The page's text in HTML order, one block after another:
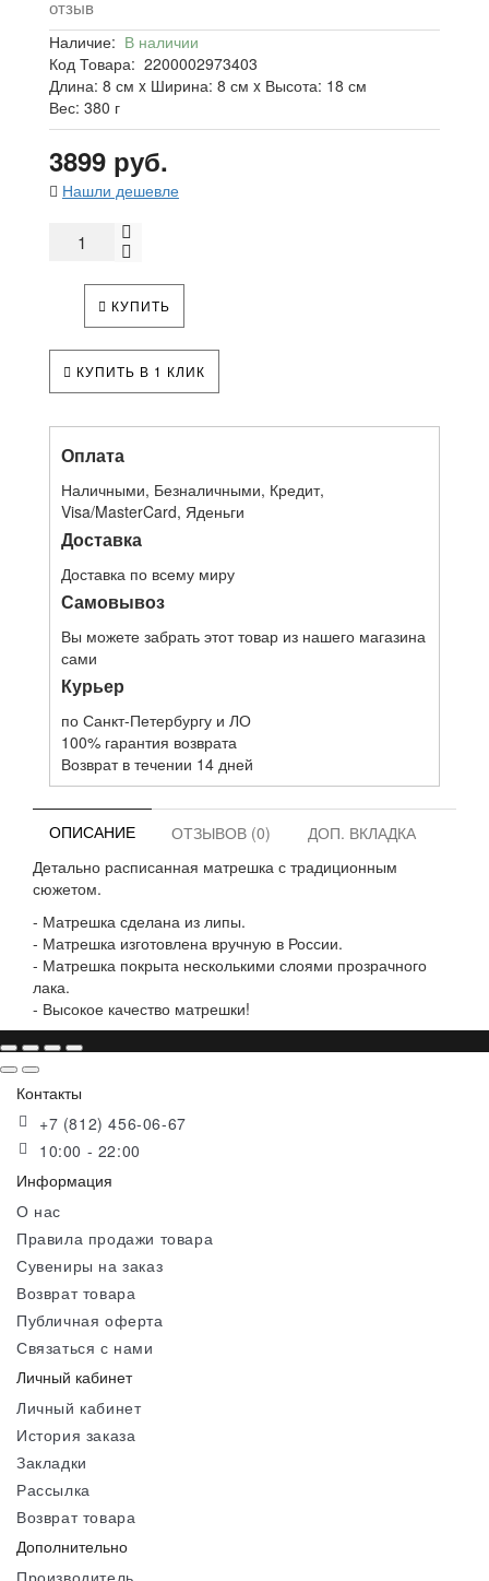
отзыв
Наличие: В наличии
Код Товара: 2200002973403
Длина: 8 см x Ширина: 8 см x Высота: 18 см
Вес: 380 г
3899 руб.
Нашли дешевле
КУПИТЬ
КУПИТЬ В 1 КЛИК
Оплата
Наличными, Безналичными, Кредит,
Visa/MasterCard, Яденьги
Доставка
Доставка по всему миру
Самовывоз
Вы можете забрать этот товар из нашего магазина
сами
Курьер
по Санкт-Петербургу и ЛО
100% гарантия возврата
Возврат в течении 14 дней
ОПИСАНИЕ ОТЗЫВОВ (0)
ДОП. ВКЛАДКА
Детально расписанная матрешка с традиционным
сюжетом.
- Матрешка сделана из липы.
- Матрешка изготовлена вручную в России.
- Матрешка покрыта несколькими слоями прозрачного
лака.
- Высокое качество матрешки!
Контакты
+7 (812) 456-06-67
10:00 - 22:00
Информация
О нас
Правила продажи товара
Сувениры на заказ
Возврат товара
Публичная оферта
Связаться с нами
Личный кабинет
Личный кабинет
История заказа
Закладки
Рассылка
Возврат товара
Дополнительно